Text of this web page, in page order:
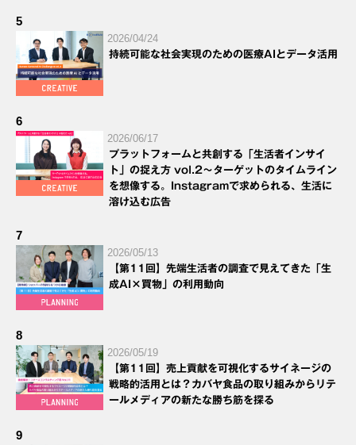
5
2026/04/24
持続可能な社会実現のための医療AIとデータ活用
6
2026/06/17
プラットフォームと共創する「生活者インサイ
ト」の捉え方 vol.2～ターゲットのタイムライン
を想像する。Instagramで求められる、生活に
溶け込む広告
7
2026/05/13
【第11回】先端生活者の調査で見えてきた「生
成AI×買物」の利用動向
8
2026/05/19
【第11回】売上貢献を可視化するサイネージの
戦略的活用とは？カバヤ食品の取り組みからリテ
ールメディアの新たな勝ち筋を探る
9